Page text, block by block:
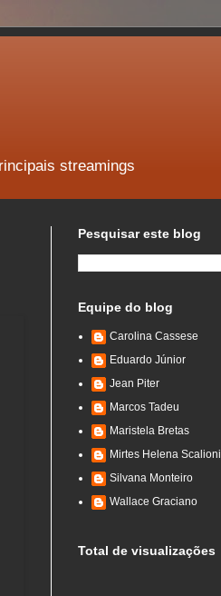
streamings
Pesquisar este blog
Equipe do blog
Carolina Cassese
Eduardo Júnior
Jean Piter
Marcos Tadeu
Maristela Bretas
Mirtes Helena Scalioni
Silvana Monteiro
Wallace Graciano
Total de visualizações